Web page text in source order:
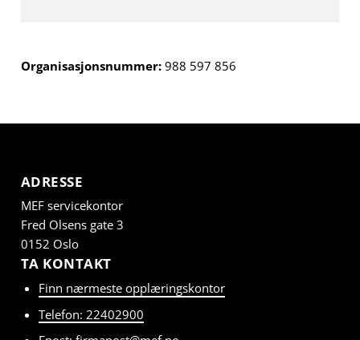
Organisasjonsnummer:988 597 856
ADRESSE
MEF servicekontor
Fred Olsens gate 3
0152 Oslo
TA KONTAKT
Finn nærmeste opplæringskontor
Telefon: 22402900